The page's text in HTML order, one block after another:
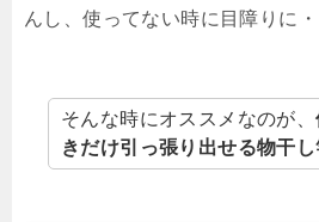
んし、使ってない時に目障りに・
そんな時にオススメなのが、
きだけ引っ張り出せる物干し